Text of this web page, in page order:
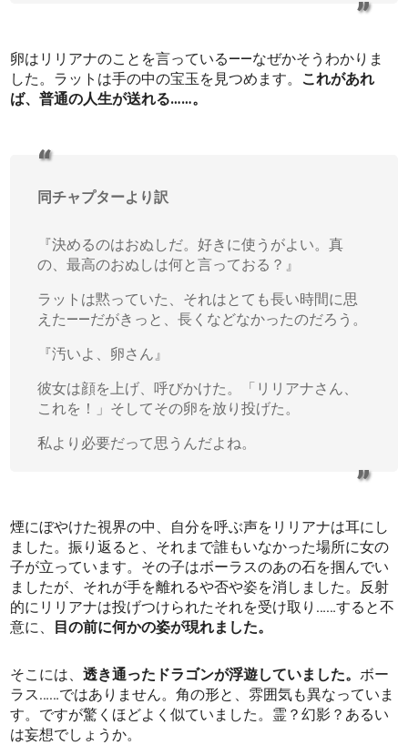
卵はリリアナのことを言っている――なぜかそうわかりま
した。ラットは手の中の宝玉を見つめます。 これがあれ
ば、普通の人生が送れる……。
同チャプターより訳
『決めるのはおぬしだ。好きに使うがよい。真
の、最高のおぬしは何と言っておる？』
ラットは黙っていた、それはとても長い時間に思
えた――だがきっと、長くなどなかったのだろう。
『汚いよ、卵さん』
彼女は顔を上げ、呼びかけた。「リリアナさん、
これを！」そしてその卵を放り投げた。
私より必要だって思うんだよね。
煙にぼやけた視界の中、自分を呼ぶ声をリリアナは耳にし
ました。振り返ると、それまで誰もいなかった場所に女の
子が立っています。その子はボーラスのあの石を掴んでい
ましたが、それが手を離れるや否や姿を消しました。反射
的にリリアナは投げつけられたそれを受け取り……すると不
意に、
目の前に何かの姿が現れました。
そこには、透き通ったドラゴンが浮遊していました。ボー
ラス……ではありません。角の形と、雰囲気も異なっていま
す。ですが驚くほどよく似ていました。霊？幻影？あるい
は妄想でしょうか。